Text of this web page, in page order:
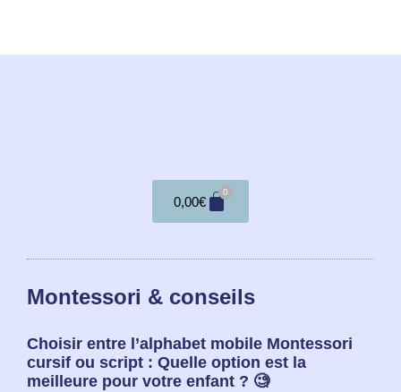
0,00€
0
Montessori & conseils
Choisir entre l’alphabet mobile Montessori
cursif ou script : Quelle option est la
meilleure pour votre enfant ? 🧐